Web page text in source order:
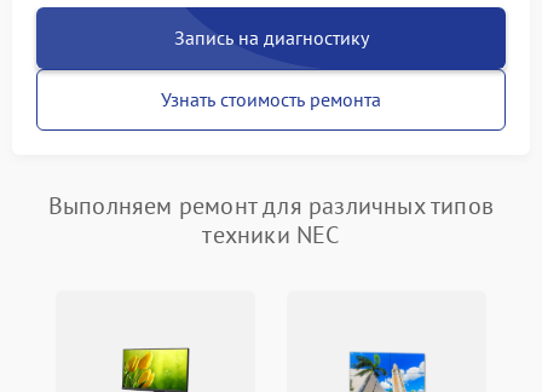
Запись на диагностику
Узнать стоимость ремонта
Выполняем ремонт для различных типов
техники NEC